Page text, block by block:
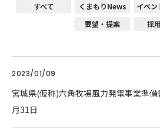
すべて くまもりNews イベン
要望・提案
採
2023/01/09
宮城県(仮称)六角牧場風力発電事業準
月31日